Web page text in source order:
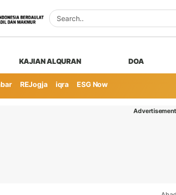
KAJIAN ALQURAN DOA
REJogja iqra ESG Now
Advertisement